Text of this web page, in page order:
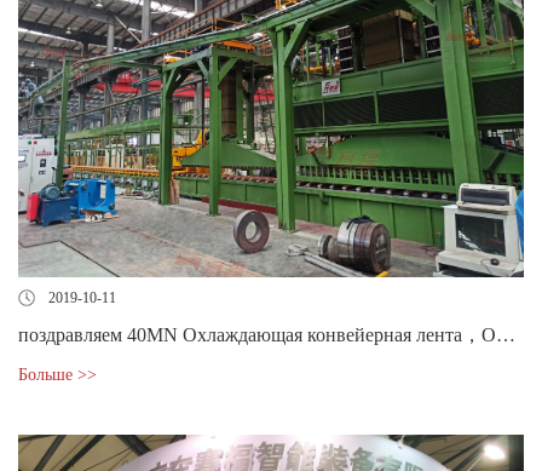
2019-10-11
поздравляем 40MN Охлаждающая конвейерная лента，Онлайн-закалка，успешное завершение монтажа и наладки оборудования
Больше >>